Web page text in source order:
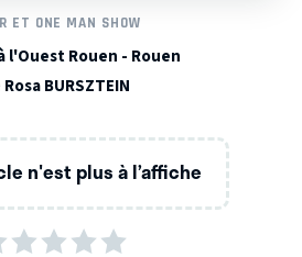
ET ONE MAN SHOW
l'Ouest Rouen - Rouen
Rosa BURSZTEIN
n'est plus à l’affiche